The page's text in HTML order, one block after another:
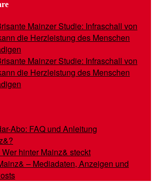
Mainzer Studie: Infraschall von
die Herzleistung des Menschen
Mainzer Studie: Infraschall von
die Herzleistung des Menschen
Abo: FAQ und Anleitung
hinter Mainz& steckt
– Mediadaten, Anzeigen und